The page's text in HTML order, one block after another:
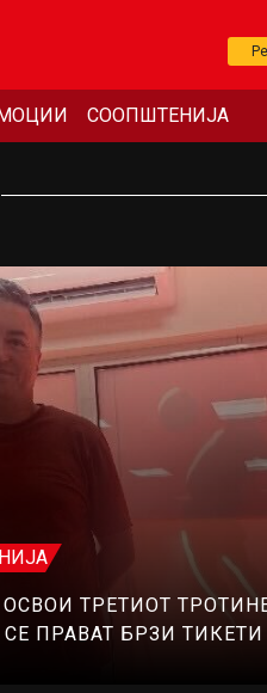
СООПШТЕНИЈА
ТРЕТИОТ
ПРАВАТ БРЗИ ТИКЕТИ